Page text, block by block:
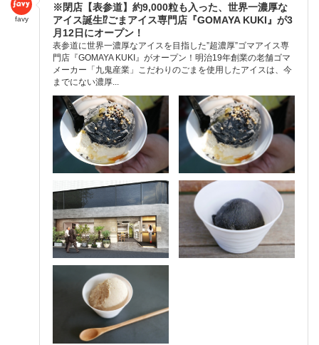
favy
※閉店【表参道】約9,000粒も入った、世界一濃厚な
アイス誕生⁉︎ごまアイス専門店『GOMAYA KUKI』が3
月12日にオープン！
表参道に世界一濃厚なアイスを目指した”超濃厚”ゴマアイス専
門店『GOMAYA KUKI』がオープン！明治19年創業の老舗ゴマ
メーカー「九鬼産業」こだわりのごまを使用したアイスは、今
までにない濃厚...